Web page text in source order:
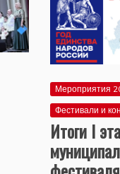
Мероприятия
Фестивали и
Итоги I